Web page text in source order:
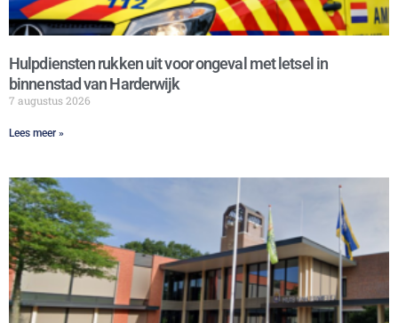
Hulpdiensten rukken uit voor ongeval met letsel in
binnenstad van Harderwijk
7 augustus 2026
Lees meer »